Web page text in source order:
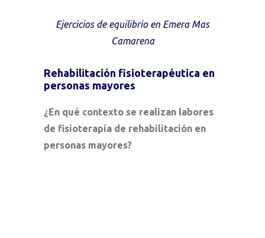
Ejercicios de equilibrio en Emera Mas
Camarena
Rehabilitación fisioterapéutica en
personas mayores
¿En qué contexto se realizan labores
de fisioterapia de rehabilitación en
personas mayores?